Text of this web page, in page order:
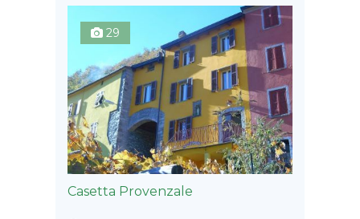
29
Casetta Provenzale